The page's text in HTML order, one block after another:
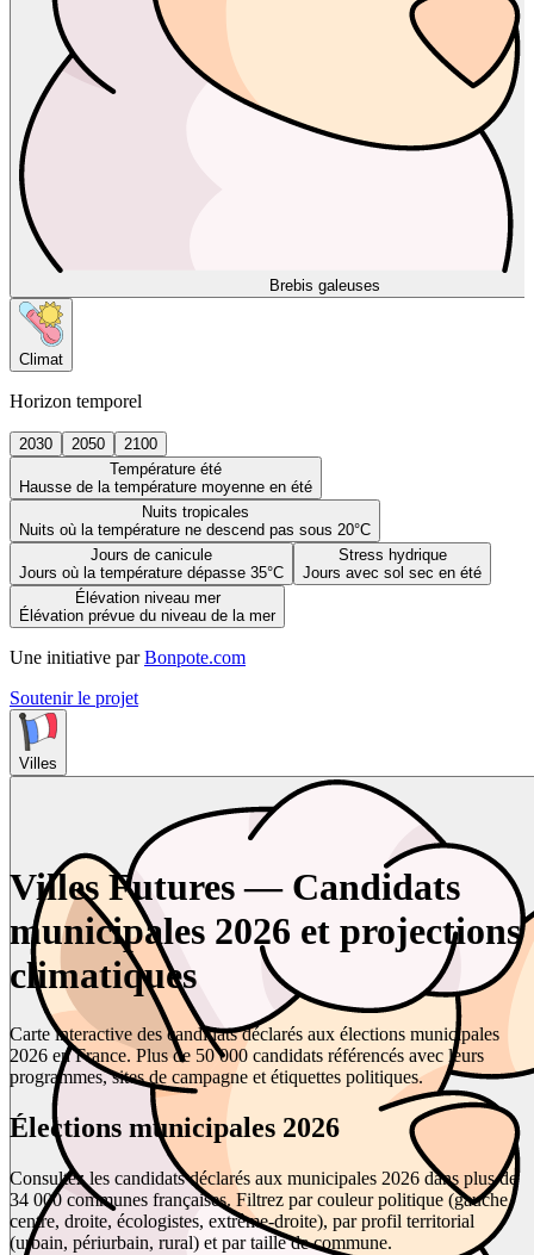
Brebis galeuses
Climat
Horizon temporel
2030 2050
2100
Température été
Hausse de la température moyenne en été
Nuits tropicales
Nuits où la température ne descend pas sous 20°C
Jours de canicule
Jours où la température dépasse 35°C
Stress hydrique
Jours avec sol sec en été
Élévation niveau mer
Élévation prévue du niveau de la mer
Une initiative par Bonpote.com
Soutenir le projet
Villes
Villes Futures — Candidats
municipales 2026 et projections
climatiques
Carte interactive des candidats déclarés aux élections municipales
2026 en France. Plus de 50 000 candidats référencés avec leurs
programmes, sites de campagne et étiquettes politiques.
Élections municipales 2026
Consultez les candidats déclarés aux municipales 2026 dans plus de
34 000 communes françaises. Filtrez par couleur politique (gauche,
centre, droite, écologistes, extrême-droite), par profil territorial
(urbain, périurbain, rural) et par taille de commune.